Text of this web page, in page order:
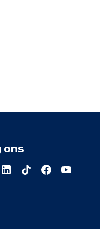
ons